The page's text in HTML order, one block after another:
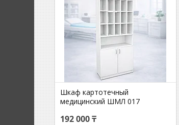
Шкаф картотечный
медицинский ШМЛ 017
192 000 ₸